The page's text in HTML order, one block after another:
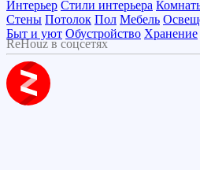
Интерьер Стили интерьера
Стены Потолок Пол Мебель
Быт и уют Обустройство Хранение
ReHouz в соцсетях